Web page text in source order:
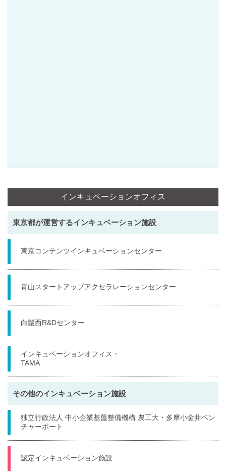
インキュベーションオフィス
東京都が運営するインキュベーション施設
東京コンテンツインキュベーションセンター
青山スタートアップアクセラレーションセンター
白鬚西R&Dセンター
インキュベーションオフィス・
TAMA
その他のインキュベーション施設
独立行政法人 中小企業基盤整備機構 農工大・多摩小金井ベン
チャーポート
認定インキュベーション施設